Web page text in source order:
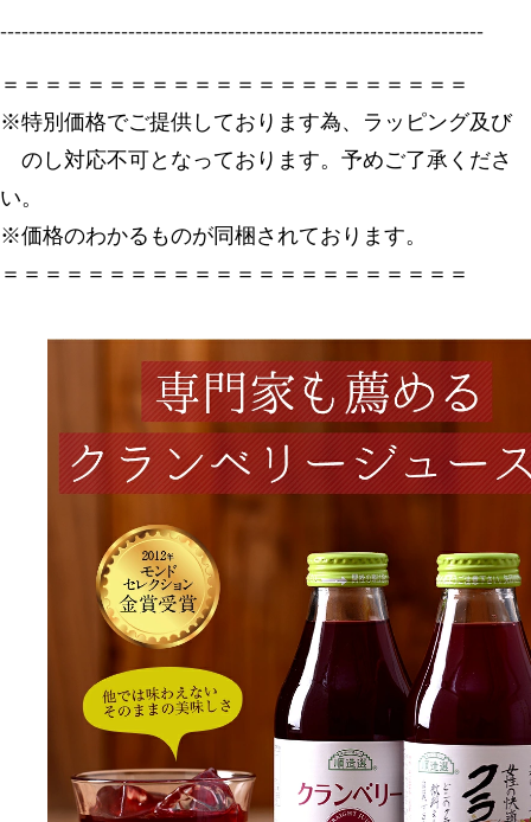
--------------------------------------------------------------------
＝＝＝＝＝＝＝＝＝＝＝＝＝＝＝＝＝＝＝＝＝＝
※特別価格でご提供しております為、ラッピング及び
のし対応不可となっております。予めご了承くださ
い。
※価格のわかるものが同梱されております。
＝＝＝＝＝＝＝＝＝＝＝＝＝＝＝＝＝＝＝＝＝＝